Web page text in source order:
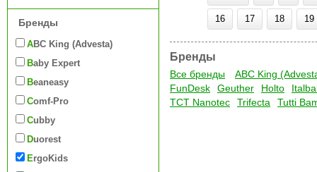
Бренды
ABC King (Advesta)
Baby Expert
Beaneasy
Comf-Pro
Cubby
Duorest
ErgoKids
16 17 18 19
Бренды
Все бренды
ABC King
FunDesk
Geuther Holto
TCT Nanotec
Trifecta Tutti